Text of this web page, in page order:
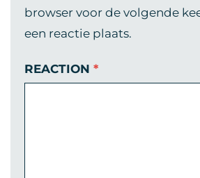
browser voor de volgende
een reactie plaats.
REACTION *